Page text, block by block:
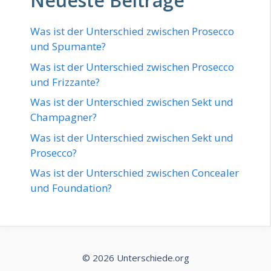
Was ist der Unterschied zwischen Prosecco
und Spumante?
Was ist der Unterschied zwischen Prosecco
und Frizzante?
Was ist der Unterschied zwischen Sekt und
Champagner?
Was ist der Unterschied zwischen Sekt und
Prosecco?
Was ist der Unterschied zwischen Concealer
und Foundation?
© 2026 Unterschiede.org